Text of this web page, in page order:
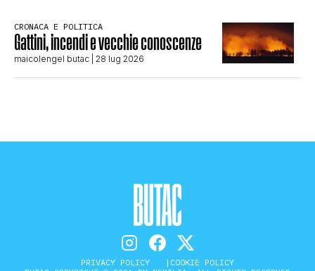
CRONACA E POLITICA
Gattini, incendi e vecchie conoscenze
maicolengel butac | 28 lug 2026
PRIVACY POLICY COOKIE POLICY